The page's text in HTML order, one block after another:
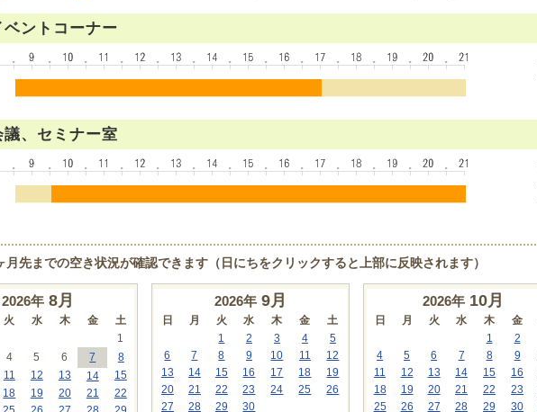
ベントコーナー
議、セミナー室
月先までの空き状況が確認できます（日にちをクリックすると上部に反映されます）
2026年 8月
火 水 木 金
土
1
4 5 6 7
8
11 12 13 14
15
18 19 20 21
22
2026年 9月
日 月 火 水 木 金
土
1
2 3 4
5
6
7 8 9 10 11
12
13
14 15 16 17 18
19
20
21 22 23 24 25
26
27
28 29 30
2026年 10月
日 月 火 水 木 金
1
2
4
5 6 7 8 9
11
12 13 14 15 16
18
19 20 21 22 23
25
26 27 28 29 30